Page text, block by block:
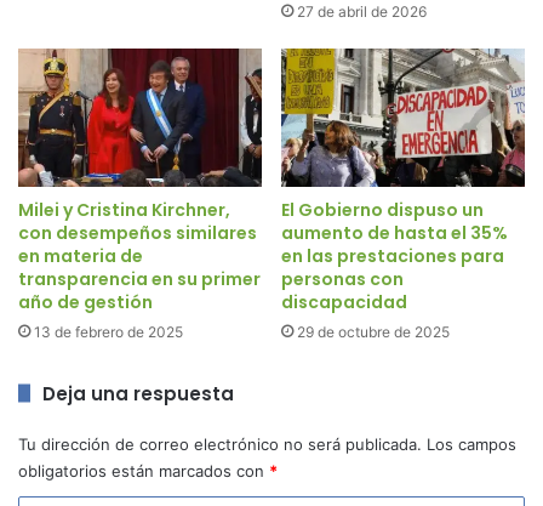
27 de abril de 2026
Milei y Cristina Kirchner,
con desempeños similares
en materia de
transparencia en su primer
año de gestión
13 de febrero de 2025
El Gobierno dispuso un
aumento de hasta el 35%
en las prestaciones para
personas con
discapacidad
29 de octubre de 2025
Deja una respuesta
Tu dirección de correo electrónico no será publicada. Los campos
obligatorios están marcados con *